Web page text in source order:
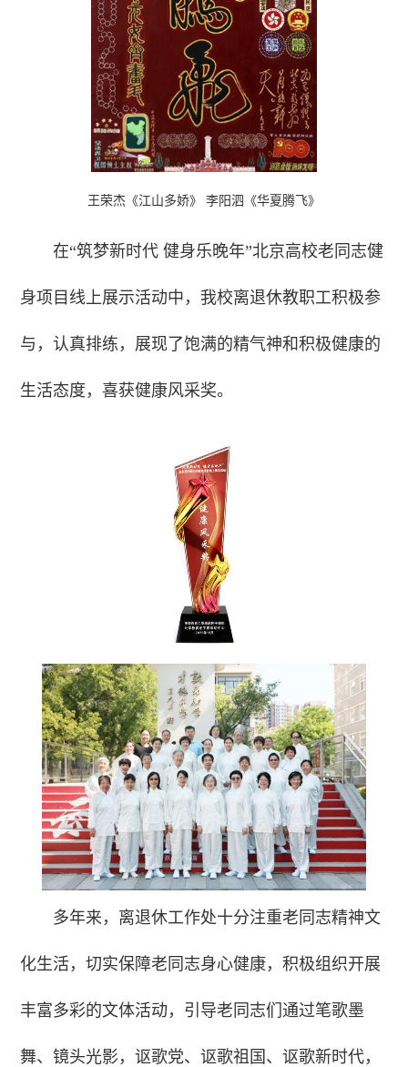
王荣杰《江山多娇》 李阳泗《华夏腾飞》
在“筑梦新时代 健身乐晚年”北京高校老同志健
身项目线上展示活动中，我校离退休教职工积极参
与，认真排练，展现了饱满的精气神和积极健康的
生活态度，喜获健康风采奖。
多年来，离退休工作处十分注重老同志精神文
化生活，切实保障老同志身心健康，积极组织开展
丰富多彩的文体活动，引导老同志们通过笔歌墨
舞、镜头光影，讴歌党、讴歌祖国、讴歌新时代，